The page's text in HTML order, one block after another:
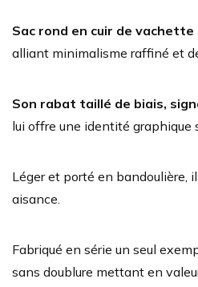
Sac rond en cuir de vachette
alliant minimalisme raffiné et
Son rabat taillé de biais,
lui offre une identité graphique
Léger et porté en bandoulière,
aisance.
Fabriqué en série un seul
sans doublure mettant en